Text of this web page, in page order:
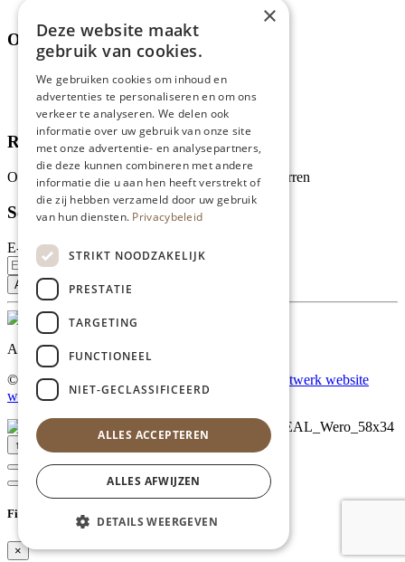
Over ons
Wie zijn wij?
Recepten
Tips
Recensies
Onze klanten waarderen ons met 4.9 van de 5 sterren
Schrijf je in voor onze nieuwsbrief
E-mailadres
Al onze prijzen zijn incl. BTW
© Copyright 2026 Limburgs Bakwinkeltje |
Maatwerk website
webmix
↑ Top
Filter
×
×
Deze website maakt
gebruik van cookies.
We gebruiken cookies om inhoud en
advertenties te personaliseren en om ons
verkeer te analyseren. We delen ook
informatie over uw gebruik van onze site
met onze advertentie- en analysepartners,
die deze kunnen combineren met andere
informatie die u aan hen heeft verstrekt of
die zij hebben verzameld door uw gebruik
van hun diensten. Privacybeleid
STRIKT NOODZAKELIJK
PRESTATIE
TARGETING
FUNCTIONEEL
NIET-GECLASSIFICEERD
ALLES ACCEPTEREN
ALLES AFWIJZEN
DETAILS WEERGEVEN